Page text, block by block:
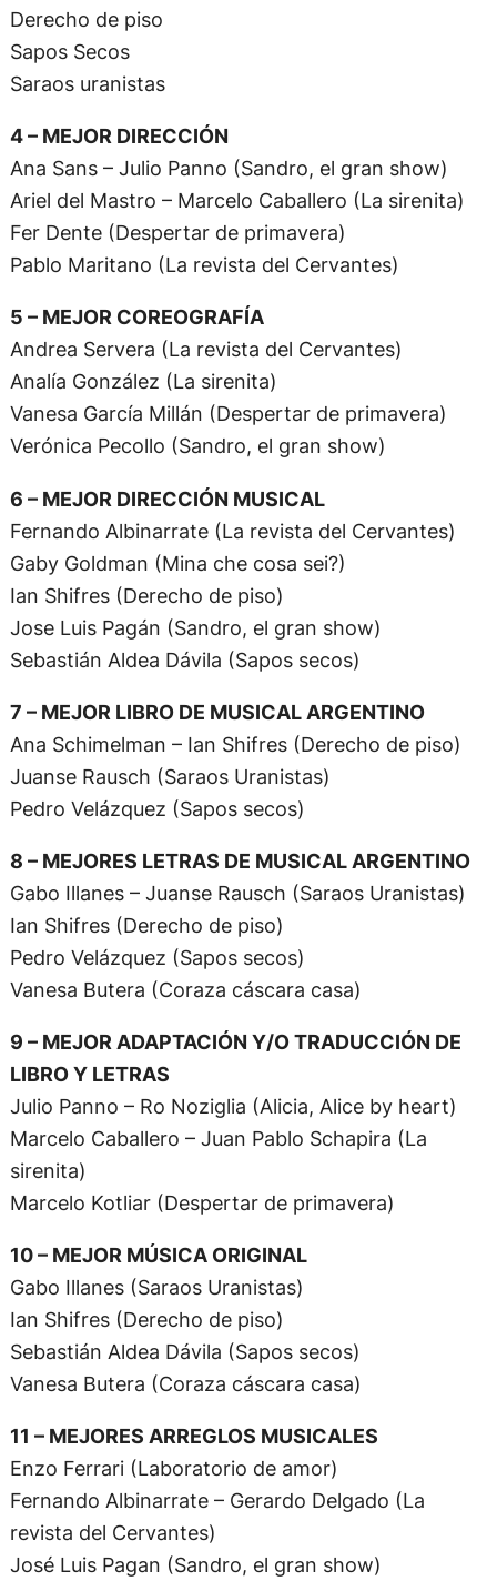
Derecho de piso
Sapos Secos
Saraos uranistas
4 – MEJOR DIRECCIÓN
Ana Sans – Julio Panno (Sandro, el gran show)
Ariel del Mastro – Marcelo Caballero (La sirenita)
Fer Dente (Despertar de primavera)
Pablo Maritano (La revista del Cervantes)
5 – MEJOR COREOGRAFÍA
Andrea Servera (La revista del Cervantes)
Analía González (La sirenita)
Vanesa García Millán (Despertar de primavera)
Verónica Pecollo (Sandro, el gran show)
6 – MEJOR DIRECCIÓN MUSICAL
Fernando Albinarrate (La revista del Cervantes)
Gaby Goldman (Mina che cosa sei?)
Ian Shifres (Derecho de piso)
Jose Luis Pagán (Sandro, el gran show)
Sebastián Aldea Dávila (Sapos secos)
7 – MEJOR LIBRO DE MUSICAL ARGENTINO
Ana Schimelman – Ian Shifres (Derecho de piso)
Juanse Rausch (Saraos Uranistas)
Pedro Velázquez (Sapos secos)
8 – MEJORES LETRAS DE MUSICAL ARGENTINO
Gabo Illanes – Juanse Rausch (Saraos Uranistas)
Ian Shifres (Derecho de piso)
Pedro Velázquez (Sapos secos)
Vanesa Butera (Coraza cáscara casa)
9 – MEJOR ADAPTACIÓN Y/O TRADUCCIÓN DE
LIBRO Y LETRAS
Julio Panno – Ro Noziglia (Alicia, Alice by heart)
Marcelo Caballero – Juan Pablo Schapira (La
sirenita)
Marcelo Kotliar (Despertar de primavera)
10 – MEJOR MÚSICA ORIGINAL
Gabo Illanes (Saraos Uranistas)
Ian Shifres (Derecho de piso)
Sebastián Aldea Dávila (Sapos secos)
Vanesa Butera (Coraza cáscara casa)
11 – MEJORES ARREGLOS MUSICALES
Enzo Ferrari (Laboratorio de amor)
Fernando Albinarrate – Gerardo Delgado (La
revista del Cervantes)
José Luis Pagan (Sandro, el gran show)